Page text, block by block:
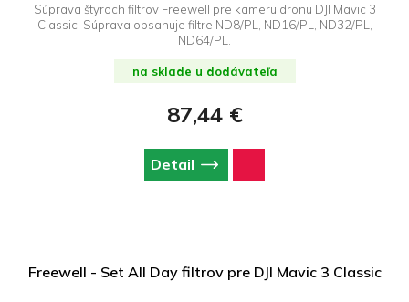
Súprava štyroch filtrov Freewell pre kameru dronu DJI Mavic 3
Classic. Súprava obsahuje filtre ND8/PL, ND16/PL, ND32/PL,
ND64/PL.
na sklade u dodávateľa
87,44 €
Detail
Freewell - Set All Day filtrov pre DJI Mavic 3 Classic